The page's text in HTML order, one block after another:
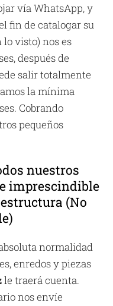
vía WhatsApp, y
fin de catalogar su
lo visto) nos es
después de
salir totalmente
la mínima
Cobrando
pequeños
nuestros
imprescindible
(No
normalidad
enredos y piezas
le traerá cuenta.
nos envíe